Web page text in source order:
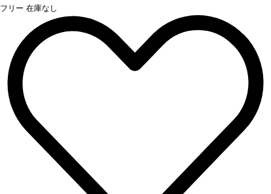
フリー 在庫なし